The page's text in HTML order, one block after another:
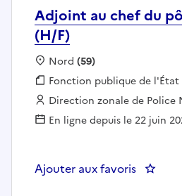
Adjoint au chef du
(H/F)
Localisation :
Nord (59)
Fonction publique :
Fonction publique de l'État
Employeur :
Direction zonale de Police
En ligne depuis le 22 juin
Ajouter aux favoris :